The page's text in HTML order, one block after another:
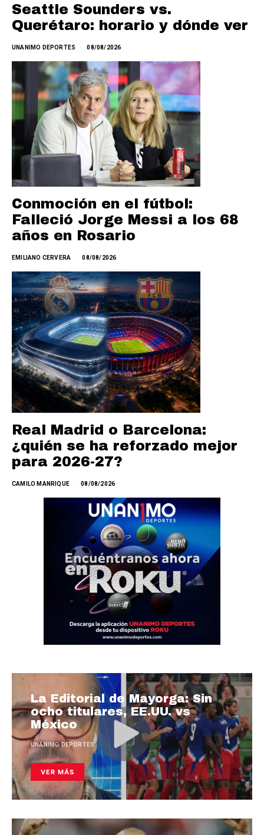
Seattle Sounders vs.
Querétaro: horario y dónde ver
UNANIMO DEPORTES 08/08/2026
Conmoción en el fútbol:
Falleció Jorge Messi a los 68
años en Rosario
EMILIANO CERVERA 08/08/2026
Real Madrid o Barcelona:
¿quién se ha reforzado mejor
para 2026-27?
CAMILO MANRIQUE 08/08/2026
La Editorial de Mayorga: Sin
ocho titulares, EE.UU. vs
México
UNANIMO DEPORTES
VER MÁS